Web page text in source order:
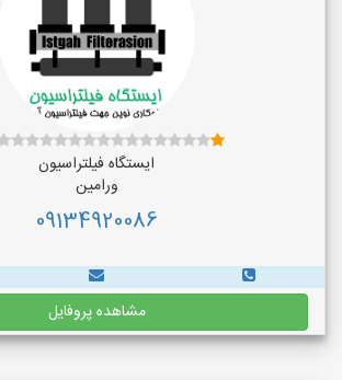
ایستگاه فیلتراسیون
ورامین
09134920086
مشاهده پروفایل